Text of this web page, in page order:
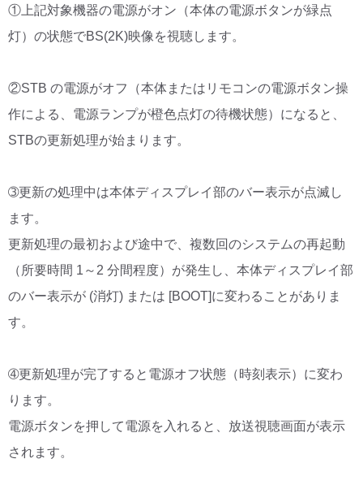
①上記対象機器の電源がオン（本体の電源ボタンが緑点
灯）の状態でBS(2K)映像を視聴します。
②STB の電源がオフ（本体またはリモコンの電源ボタン操
作による、電源ランプが橙色点灯の待機状態）になると、
STBの更新処理が始まります。
➂更新の処理中は本体ディスプレイ部のバー表示が点滅し
ます。
更新処理の最初および途中で、複数回のシステムの再起動
（所要時間 1～2 分間程度）が発生し、本体ディスプレイ部
のバー表示が (消灯) または [BOOT]に変わることがありま
す。
➃更新処理が完了すると電源オフ状態（時刻表示）に変わ
ります。
電源ボタンを押して電源を入れると、放送視聴画面が表示
されます。